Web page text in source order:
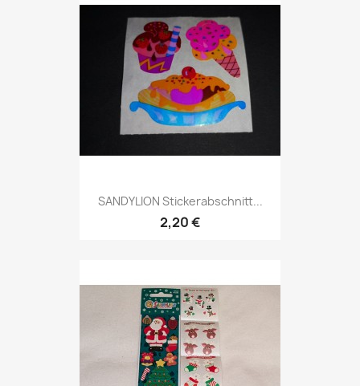
SANDYLION Stickerabschnitt...
2,20 €